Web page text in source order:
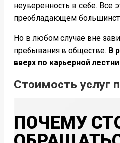
неуверенность в себе. Все
преобладающем
Но в любом случае вне
пребывания в обществе. В
вверх по карьерной
Стоимость услуг
ПОЧЕМУ